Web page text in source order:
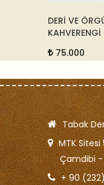
DERİ VE
75.000
Tabak
MTK Sitesi
Çamdibi -
+ 90 (232)